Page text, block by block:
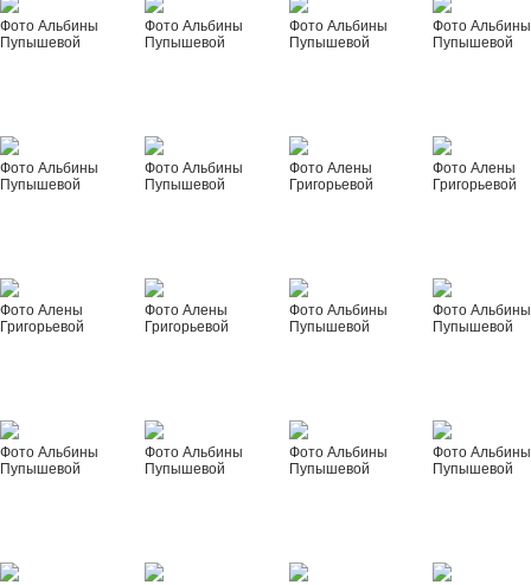
Фото Альбины
Пупышевой
Фото Альбины
Пупышевой
Фото Альбины
Пупышевой
Фото Альбины
Пупышевой
Фото Альбины
Пупышевой
Фото Альбины
Пупышевой
Фото Алены
Григорьевой
Фото Алены
Григорьевой
Фото Алены
Григорьевой
Фото Алены
Григорьевой
Фото Альбины
Пупышевой
Фото Альбины
Пупышевой
Фото Альбины
Пупышевой
Фото Альбины
Пупышевой
Фото Альбины
Пупышевой
Фото Альбины
Пупышевой